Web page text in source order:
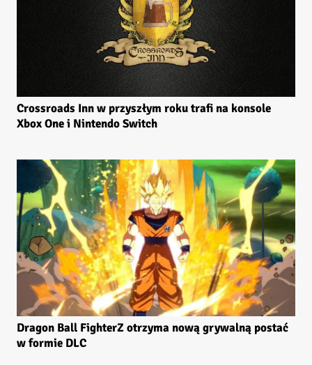
Crossroads Inn w przyszłym roku trafi na konsole
Xbox One i Nintendo Switch
Dragon Ball FighterZ otrzyma nową grywalną postać
w formie DLC